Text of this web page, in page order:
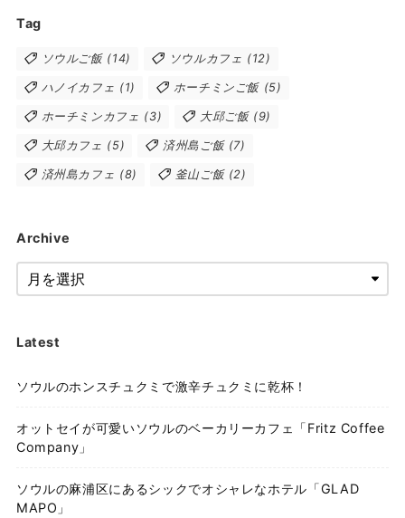
Tag
ソウルご飯(14) ソウルカフェ (12)
ハノイカフェ (1) ホーチミンご飯 (5)
ホーチミンカフェ (3) 大邱ご飯(9)
大邱カフェ (5) 済州島ご飯(7)
済州島カフェ (8) 釜山ご飯(2)
Archive
Latest
ソウルのホンスチュクミで激辛チュクミに乾杯！
オットセイが可愛いソウルのベーカリーカフェ「Fritz Coffee
Company」
ソウルの麻浦区にあるシックでオシャレなホテル「GLAD
MAPO」